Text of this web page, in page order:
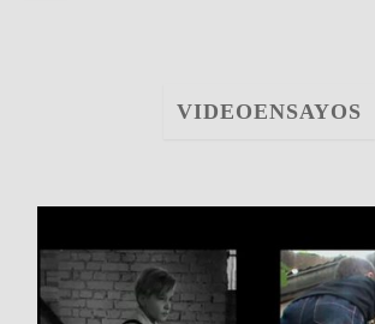
VIDEOENSAYOS